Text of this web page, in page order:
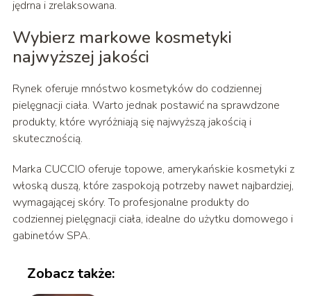
jędrna i zrelaksowana.
Wybierz markowe kosmetyki
najwyższej jakości
Rynek oferuje mnóstwo kosmetyków do codziennej
pielęgnacji ciała. Warto jednak postawić na sprawdzone
produkty, które wyróżniają się najwyższą jakością i
skutecznością.
Marka CUCCIO oferuje topowe, amerykańskie kosmetyki z
włoską duszą, które zaspokoją potrzeby nawet najbardziej,
wymagającej skóry. To profesjonalne produkty do
codziennej pielęgnacji ciała, idealne do użytku domowego i
gabinetów SPA.
Zobacz także: